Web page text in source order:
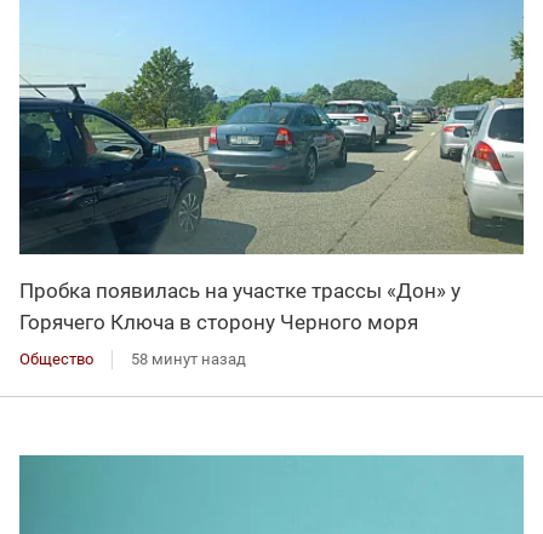
Пробка появилась на участке трассы «Дон» у
Горячего Ключа в сторону Черного моря
Общество 58 минут назад